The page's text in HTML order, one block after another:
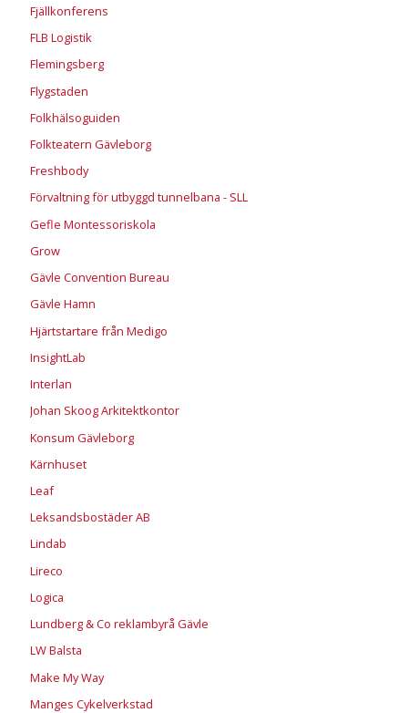
Fjällkonferens
FLB Logistik
Flemingsberg
Flygstaden
Folkhälsoguiden
Folkteatern Gävleborg
Freshbody
Förvaltning för utbyggd tunnelbana - SLL
Gefle Montessoriskola
Grow
Gävle Convention Bureau
Gävle Hamn
Hjärtstartare från Medigo
InsightLab
Interlan
Johan Skoog Arkitektkontor
Konsum Gävleborg
Kärnhuset
Leaf
Leksandsbostäder AB
Lindab
Lireco
Logica
Lundberg & Co reklambyrå Gävle
LW Balsta
Make My Way
Manges Cykelverkstad